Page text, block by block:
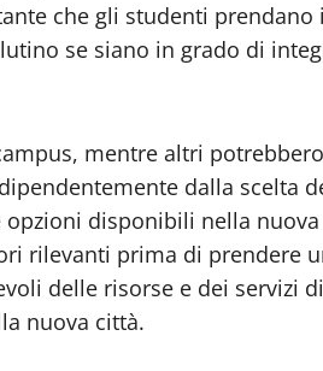
che gli studenti prendano
se siano in grado di
mentre altri
dalla scelta
disponibili nella nuova
rilevanti prima di prendere
delle risorse e dei servizi
nuova città.